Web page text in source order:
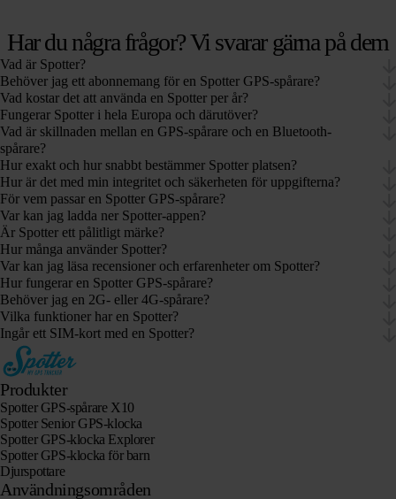
Har du några frågor? Vi svarar gärna på dem
Vad är Spotter?
Behöver jag ett abonnemang för en Spotter GPS-spårare?
Vad kostar det att använda en Spotter per år?
Fungerar Spotter i hela Europa och därutöver?
Vad är skillnaden mellan en GPS-spårare och en Bluetooth-
spårare?
Hur exakt och hur snabbt bestämmer Spotter platsen?
Hur är det med min integritet och säkerheten för uppgifterna?
För vem passar en Spotter GPS-spårare?
Var kan jag ladda ner Spotter-appen?
Är Spotter ett pålitligt märke?
Hur många använder Spotter?
Var kan jag läsa recensioner och erfarenheter om Spotter?
Hur fungerar en Spotter GPS-spårare?
Behöver jag en 2G- eller 4G-spårare?
Vilka funktioner har en Spotter?
Ingår ett SIM-kort med en Spotter?
Produkter
Spotter GPS-spårare X10
Spotter Senior GPS-klocka
Spotter GPS-klocka Explorer
Spotter GPS-klocka för barn
Djurspottare
Användningsområden